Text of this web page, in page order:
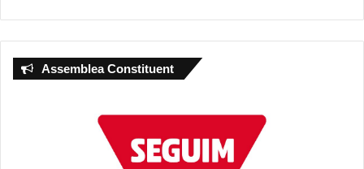
Assemblea Constituent